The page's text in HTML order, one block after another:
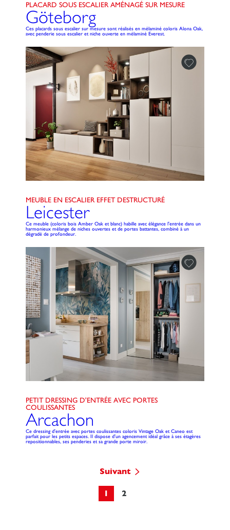
PLACARD SOUS ESCALIER AMÉNAGÉ SUR MESURE
Göteborg
Ces placards sous escalier sur mesure sont réalisés en mélaminé coloris Alona Oak,
avec penderie sous escalier et niche ouverte en mélaminé Everest.
MEUBLE EN ESCALIER EFFET DESTRUCTURÉ
Leicester
Ce meuble (coloris bois Amber Oak et blanc) habille avec élégance l'entrée dans un
harmonieux mélange de niches ouvertes et de portes battantes, combiné à un
dégradé de profondeur.
PETIT DRESSING D'ENTRÉE AVEC PORTES
COULISSANTES
Arcachon
Ce dressing d'entrée avec portes coulissantes coloris Vintage Oak et Caneo est
parfait pour les petits espaces. Il dispose d'un agencement idéal grâce à ses étagères
repositionnables, ses penderies et sa grande porte miroir.
1 2
Suivant